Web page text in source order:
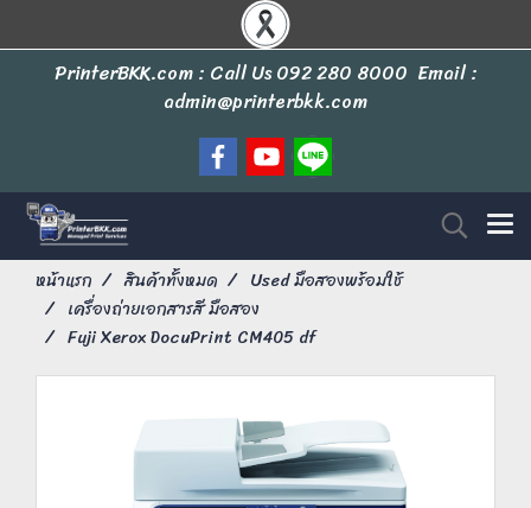
PrinterBKK.com : Call Us092 280 8000 Email :
admin@printerbkk.com
หน้าแรก สินค้าทั้งหมด
Used มือสองพร้อมใช้
เครื่องถ่ายเอกสารสี มือสอง
Fuji Xerox DocuPrint CM405 df